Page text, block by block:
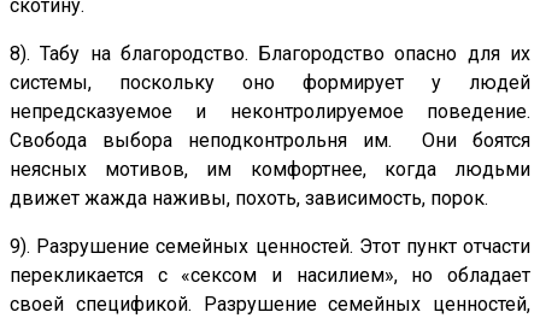
скотину.
8). Табу на благородство. Благородство опасно для их
системы, поскольку оно формирует у людей
непредсказуемое и неконтролируемое поведение.
Свобода выбора неподконтрольня им. Они боятся
неясных мотивов, им комфортнее, когда людьми
движет жажда наживы, похоть, зависимость, порок.
9). Разрушение семейных ценностей. Этот пункт отчасти
перекликается с «сексом и насилием», но обладает
своей спецификой. Разрушение семейных ценностей,